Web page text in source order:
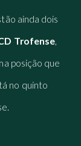
ainda dois
Trofense,
posição que
no quinto